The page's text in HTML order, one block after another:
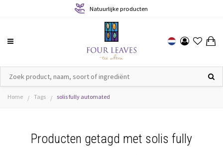
Natuurlijke producten
Home / Tags / solis fully automated
Producten getagd met solis fully